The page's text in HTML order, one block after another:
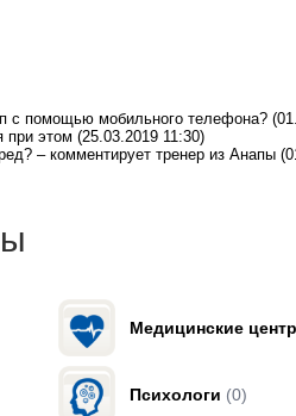
с помощью мобильного телефона?
при этом (25.03.2019 11:30)
– комментирует тренер из Анапы
Медицинские
Психологи (0)